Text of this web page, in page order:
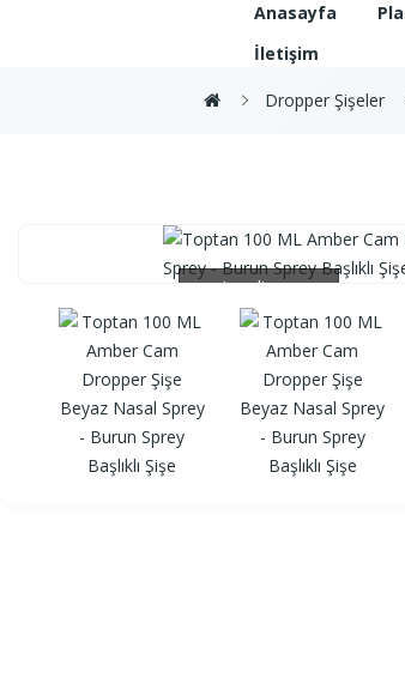
Anasayfa
İletişim
Dropper Şişeler
Loading...
Loading...